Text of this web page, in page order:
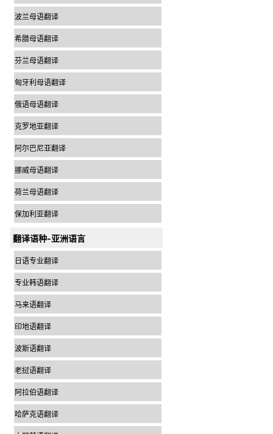
波兰母语翻译
希腊母语翻译
芬兰母语翻译
匈牙利母语翻译
俄语母语翻译
克罗地亚翻译
阿尔巴尼亚翻译
挪威母语翻译
荷兰母语翻译
保加利亚翻译
翻译语种-亚洲语言
日语专业翻译
专业韩语翻译
马来语翻译
印地语翻译
波斯语翻译
老挝语翻译
阿拉伯语翻译
哈萨克语翻译